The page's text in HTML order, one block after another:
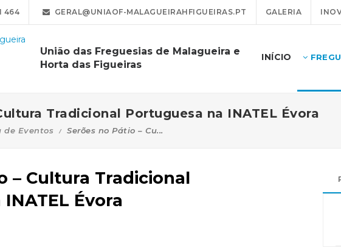
464 GERAL@UNIAOF-MALAGUEIRAHFIGUEIRAS.PT GALERIA
União das Freguesias de Malagueira e
Horta das Figueiras
INÍCIO
Tradicional Portuguesa na INATEL Évora
de Eventos Serões no Pátio – Cu...
– Cultura Tradicional
Évora